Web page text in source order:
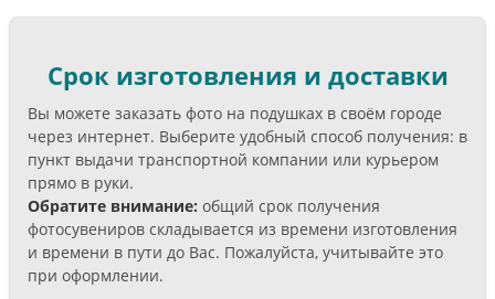
Срок изготовления и доставки
Вы можете заказать фото на подушках в своём городе
через интернет. Выберите удобный способ получения: в
пункт выдачи транспортной компании или курьером
прямо в руки.
Обратите внимание: общий срок получения
фотосувениров складывается из времени изготовления
и времени в пути до Вас. Пожалуйста, учитывайте это
при оформлении.